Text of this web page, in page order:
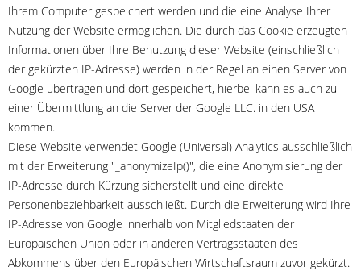
Ihrem Computer gespeichert werden und die eine Analyse Ihrer
Nutzung der Website ermöglichen. Die durch das Cookie erzeugten
Informationen über Ihre Benutzung dieser Website (einschließlich
der gekürzten IP-Adresse) werden in der Regel an einen Server von
Google übertragen und dort gespeichert, hierbei kann es auch zu
einer Übermittlung an die Server der Google LLC. in den USA
kommen.
Diese Website verwendet Google (Universal) Analytics ausschließlich
mit der Erweiterung "_anonymizeIp()", die eine Anonymisierung der
IP-Adresse durch Kürzung sicherstellt und eine direkte
Personenbeziehbarkeit ausschließt. Durch die Erweiterung wird Ihre
IP-Adresse von Google innerhalb von Mitgliedstaaten der
Europäischen Union oder in anderen Vertragsstaaten des
Abkommens über den Europäischen Wirtschaftsraum zuvor gekürzt.